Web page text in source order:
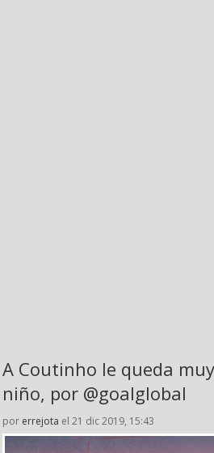
A Coutinho le queda
niño, por @goalglobal
por errejota el 21 dic 2019, 15:43